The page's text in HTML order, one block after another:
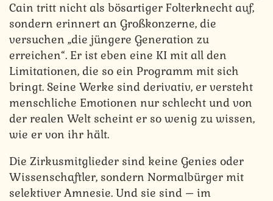
Cain tritt nicht als bösartiger Folterknecht auf,
sondern erinnert an Großkonzerne, die
versuchen „die jüngere Generation zu
erreichen“. Er ist eben eine KI mit all den
Limitationen, die so ein Programm mit sich
bringt. Seine Werke sind derivativ, er versteht
menschliche Emotionen nur schlecht und von
der realen Welt scheint er so wenig zu wissen,
wie er von ihr hält.
Die Zirkusmitglieder sind keine Genies oder
Wissenschaftler, sondern Normalbürger mit
selektiver Amnesie. Und sie sind – im